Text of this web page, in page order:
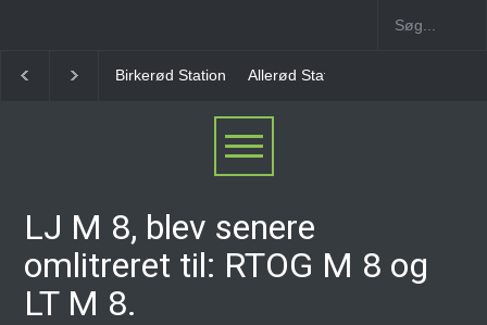
Birkerød Station Allerød Station
LJ M 8, blev senere
omlitreret til: RTOG M 8 og
LT M 8.